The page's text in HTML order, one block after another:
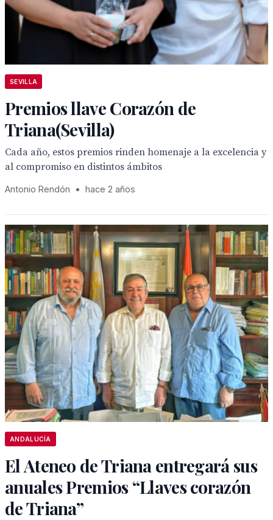
SEVILLA
Premios llave Corazón de
Triana(Sevilla)
Cada año, estos premios rinden homenaje a la excelencia y
al compromiso en distintos ámbitos
Antonio Rendón • hace 2 años
ANDALUCÍA
El Ateneo de Triana entregará sus
anuales Premios “Llaves corazón
de Triana”